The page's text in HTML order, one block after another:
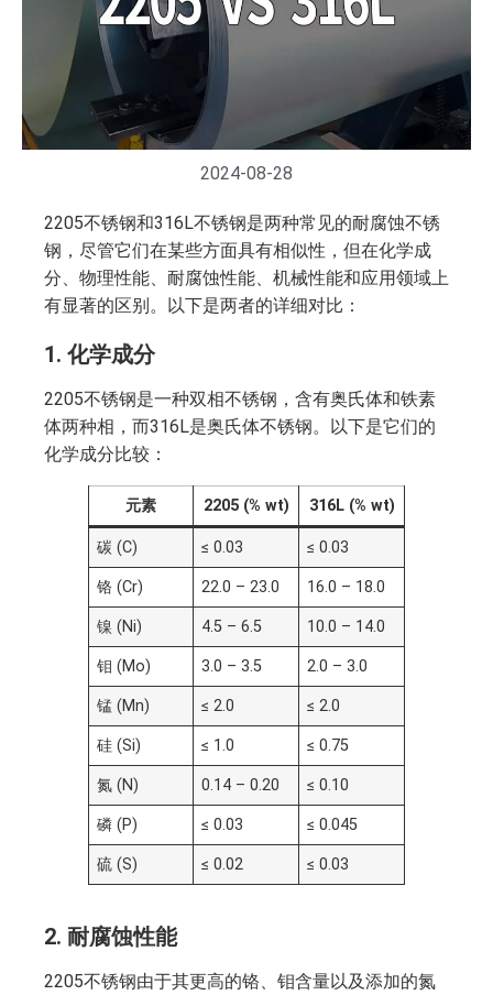
2024-08-28
2205不锈钢和316L不锈钢是两种常见的耐腐蚀不锈
钢，尽管它们在某些方面具有相似性，但在化学成
分、物理性能、耐腐蚀性能、机械性能和应用领域上
有显著的区别。以下是两者的详细对比：
1. 化学成分
2205不锈钢是一种双相不锈钢，含有奥氏体和铁素
体两种相，而316L是奥氏体不锈钢。以下是它们的
化学成分比较：
元素 2205 (% wt) 316L (% wt)
碳 (C) ≤ 0.03 ≤ 0.03
铬 (Cr) 22.0 – 23.0 16.0 – 18.0
镍 (Ni) 4.5 – 6.5 10.0 – 14.0
钼 (Mo) 3.0 – 3.5 2.0 – 3.0
锰 (Mn) ≤ 2.0 ≤ 2.0
硅 (Si) ≤ 1.0 ≤ 0.75
氮 (N) 0.14 – 0.20 ≤ 0.10
磷 (P) ≤ 0.03 ≤ 0.045
硫 (S) ≤ 0.02 ≤ 0.03
2. 耐腐蚀性能
2205不锈钢由于其更高的铬、钼含量以及添加的氮